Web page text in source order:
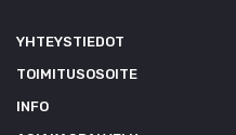
YHTEYSTIEDOT
TOIMITUSOSOITE
INFO